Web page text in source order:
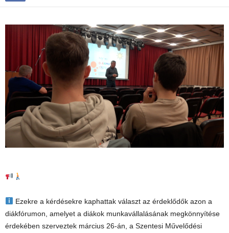
Ezekre a kérdésekre kaphattak választ az érdeklődők azon a
diákfórumon, amelyet a diákok munkavállalásának megkönnyítése
érdekében szerveztek március 26-án, a Szentesi Művelődési